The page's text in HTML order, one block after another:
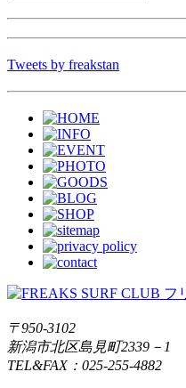
Tweets by freakstan
〒950-3102
新潟市北区島見町2339－1
TEL&FAX：025-255-4882